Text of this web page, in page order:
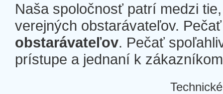
Naša spoločnosť patrí medzi
verejných obstarávateľov.
obstarávateľov. Pečať
prístupe a jednaní k